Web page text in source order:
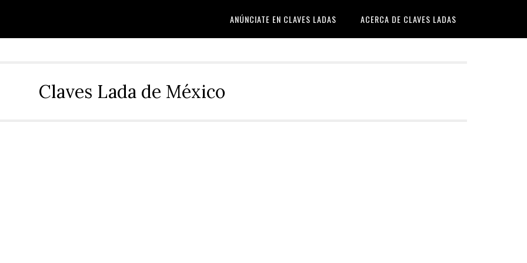
ANÚNCIATE EN CLAVES LADAS ACERCA DE CLAVES LADAS
Claves Lada de México